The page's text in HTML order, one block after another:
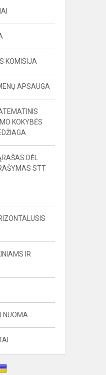
KOMISIJA
APSAUGA
KOKYBĖS
DĖL
STT
IR
NUOMA